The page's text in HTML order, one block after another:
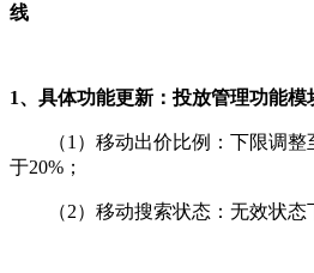
线
1、具体功能更新：投放管理功能模
（1）移动出价比例：下限调
于20%；
（2）移动搜索状态：无效状态